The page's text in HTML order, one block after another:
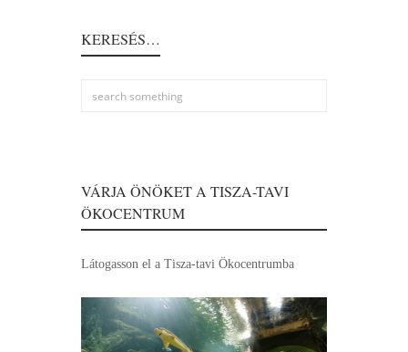
KERESÉS…
VÁRJA ÖNÖKET A TISZA-TAVI
ÖKOCENTRUM
Látogasson el a Tisza-tavi Ökocentrumba